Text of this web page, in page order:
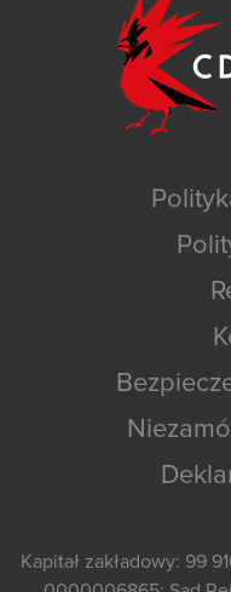
Kapitał zakładowy: 99